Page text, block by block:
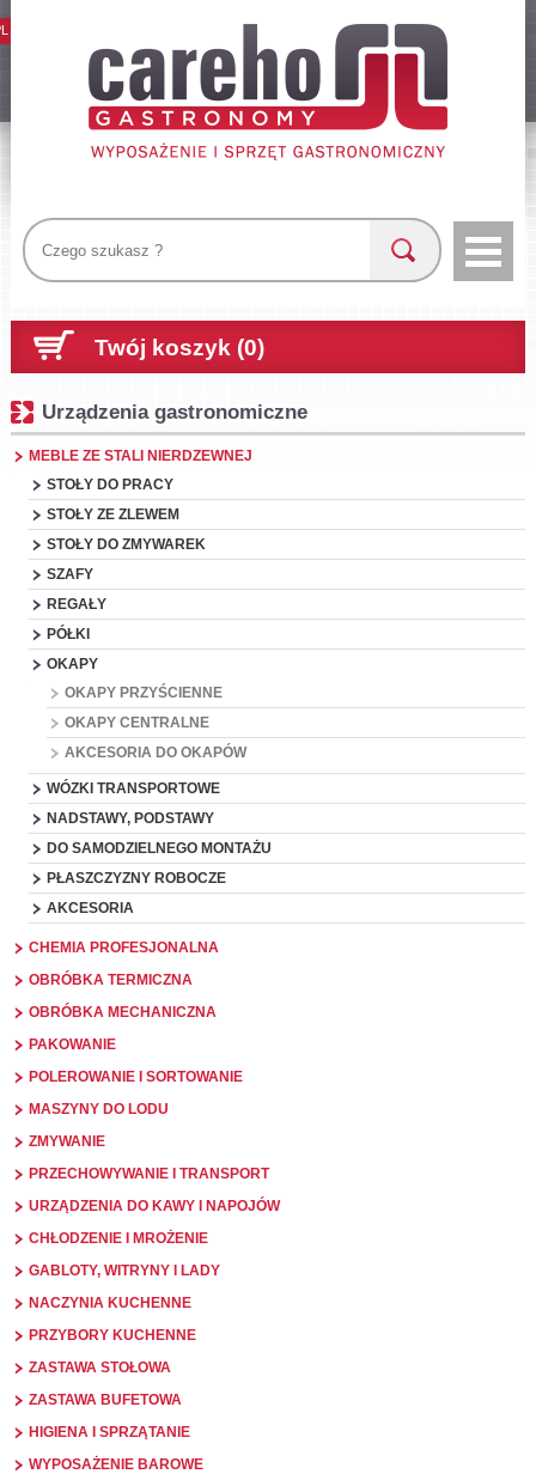
Twój koszyk (0)
Urządzenia gastronomiczne
MEBLE ZE STALI NIERDZEWNEJ
STOŁY DO PRACY
STOŁY ZE ZLEWEM
STOŁY DO ZMYWAREK
SZAFY
REGAŁY
PÓŁKI
OKAPY
OKAPY PRZYŚCIENNE
OKAPY CENTRALNE
AKCESORIA DO OKAPÓW
WÓZKI TRANSPORTOWE
NADSTAWY, PODSTAWY
DO SAMODZIELNEGO MONTAŻU
PŁASZCZYZNY ROBOCZE
AKCESORIA
CHEMIA PROFESJONALNA
OBRÓBKA TERMICZNA
OBRÓBKA MECHANICZNA
PAKOWANIE
POLEROWANIE I SORTOWANIE
MASZYNY DO LODU
ZMYWANIE
PRZECHOWYWANIE I TRANSPORT
URZĄDZENIA DO KAWY I NAPOJÓW
CHŁODZENIE I MROŻENIE
GABLOTY, WITRYNY I LADY
NACZYNIA KUCHENNE
PRZYBORY KUCHENNE
ZASTAWA STOŁOWA
ZASTAWA BUFETOWA
HIGIENA I SPRZĄTANIE
WYPOSAŻENIE BAROWE